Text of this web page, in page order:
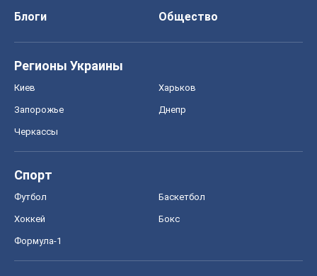
Блоги
Общество
Регионы Украины
Киев Харьков
Запорожье Днепр
Черкассы
Спорт
Футбол Баскетбол
Хоккей Бокс
Формула-1